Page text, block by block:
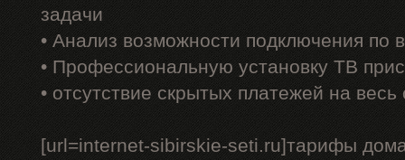
задачи
• Анализ возможности подключения по
• Профессиональную установку ТВ
• отсутствие скрытых платежей на
[url=internet-sibirskie-seti.ru]тарифы